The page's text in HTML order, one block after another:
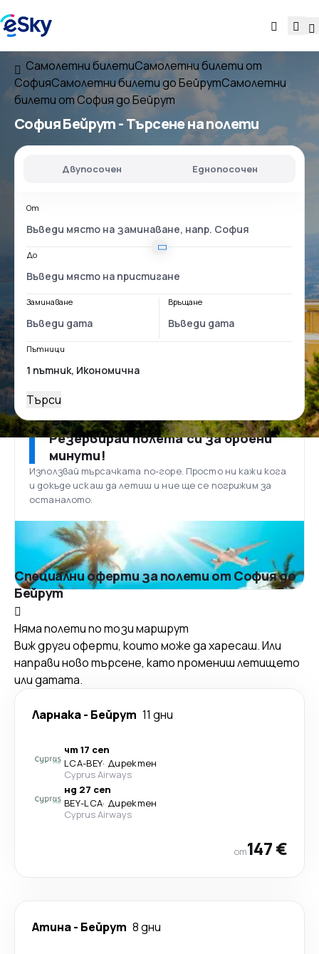
Самолетни билетиСамолетни билети от
СофияСамолетни билети до БейрутСамолетни
билети от София до Бейрут
София Бейрут- Търсене на полети
Двупосочен Еднопосочен
От
До
Заминаване Връщане
Пътници
Търси
Резервирай полета си за броени
минути!
Използвай търсачката по-горе. Просто ни кажи кога
и докъде искаш да летиш и ние ще се погрижим за
останалото.
Специални оферти за полети от София до
Бейрут
Няма полети по този маршрут
Виж други оферти, които може да харесаш. Или
направи ново търсене, като промениш летището
или датата.
Ларнака- Бейрут 11 дни
чт 17 сеп
LCA-BEY· Директен
Cyprus Airways
нд 27 сеп
BEY-LCA· Директен
Cyprus Airways
от147 €
Атина- Бейрут 8 дни